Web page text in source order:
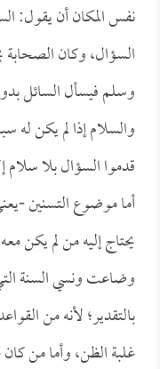
نفس المكان أن يقول:
السؤال، وكان
وسلم فيسأل السائل
والسلام إذا لم يكن
قدموا السؤال بلا
أما موضوع التسنين -
يحتاج إليه من لم يكن
وضاعت ونسي السنة
بالتقدير؛ لأنه من
غلبة الظن، وأما من كان